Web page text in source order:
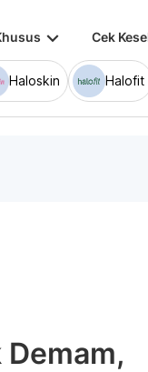
keyboard_arrow_down Cek
Haloskin Halofit